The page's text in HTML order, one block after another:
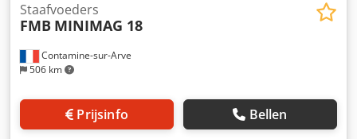
Contamine-sur-Arve
506 km
Staafvoeders
FMB MINIMAG 18
Prijsinfo Bellen